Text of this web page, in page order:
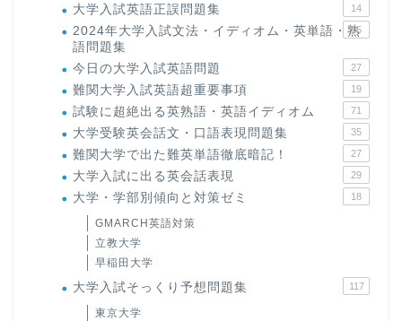
大学入試英語正誤問題集 14
2024年大学入試文法・イディオム・英単語・熟
語問題集
15
今日の大学入試英語問題 27
難関大学入試英語超重要事項 19
試験に超絶出る英熟語・英語イディオム 71
大学受験英会話文・口語表現問題集 35
難関大学で出た難英単語徹底暗記！ 27
大学入試に出る英会話表現 29
大学・学部別傾向と対策ゼミ 18
GMARCH英語対策
立教大学
早稲田大学
大学入試そっくり予想問題集 117
東京大学